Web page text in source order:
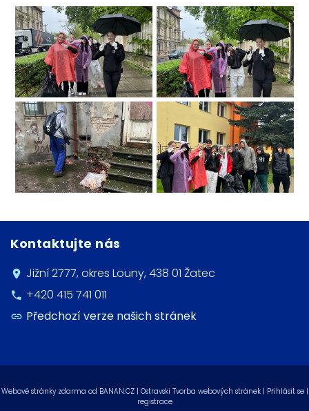
Kontaktujte nás
Jižní 2777, okres Louny, 438 01 Žatec
+420 415 741 011
Předchozí verze našich stránek
Webové stránky zdarma od BANAN.CZ| Ostravski Tvorba webových stránek | Přihlásit se |
registrace